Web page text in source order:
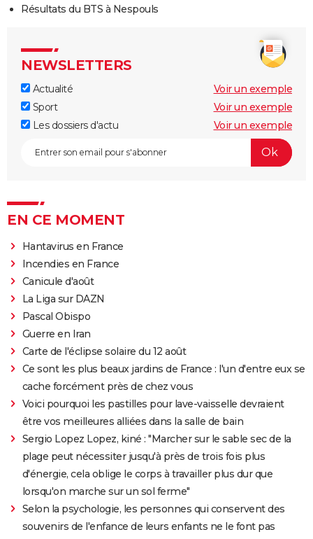
Résultats du BTS à Nespouls
NEWSLETTERS
Actualité
Voir un exemple
Sport
Voir un exemple
Les dossiers d'actu
Voir un exemple
EN CE MOMENT
Hantavirus en France
Incendies en France
Canicule d'août
La Liga sur DAZN
Pascal Obispo
Guerre en Iran
Carte de l'éclipse solaire du 12 août
Ce sont les plus beaux jardins de France : l'un d'entre eux se
cache forcément près de chez vous
Voici pourquoi les pastilles pour lave-vaisselle devraient
être vos meilleures alliées dans la salle de bain
Sergio Lopez Lopez, kiné : "Marcher sur le sable sec de la
plage peut nécessiter jusqu'à près de trois fois plus
d'énergie, cela oblige le corps à travailler plus dur que
lorsqu'on marche sur un sol ferme"
Selon la psychologie, les personnes qui conservent des
souvenirs de l'enfance de leurs enfants ne le font pas